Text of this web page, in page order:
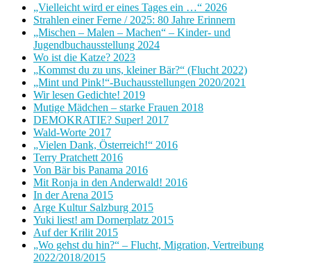
„Vielleicht wird er eines Tages ein …“ 2026
Strahlen einer Ferne / 2025: 80 Jahre Erinnern
„Mischen – Malen – Machen“ – Kinder- und
Jugendbuchausstellung 2024
Wo ist die Katze? 2023
„Kommst du zu uns, kleiner Bär?“ (Flucht 2022)
„Mint und Pink!“-Buchausstellungen 2020/2021
Wir lesen Gedichte! 2019
Mutige Mädchen – starke Frauen 2018
DEMOKRATIE? Super! 2017
Wald-Worte 2017
„Vielen Dank, Österreich!“ 2016
Terry Pratchett 2016
Von Bär bis Panama 2016
Mit Ronja in den Anderwald! 2016
In der Arena 2015
Arge Kultur Salzburg 2015
Yuki liest! am Dornerplatz 2015
Auf der Krilit 2015
„Wo gehst du hin?“ – Flucht, Migration, Vertreibung
2022/2018/2015